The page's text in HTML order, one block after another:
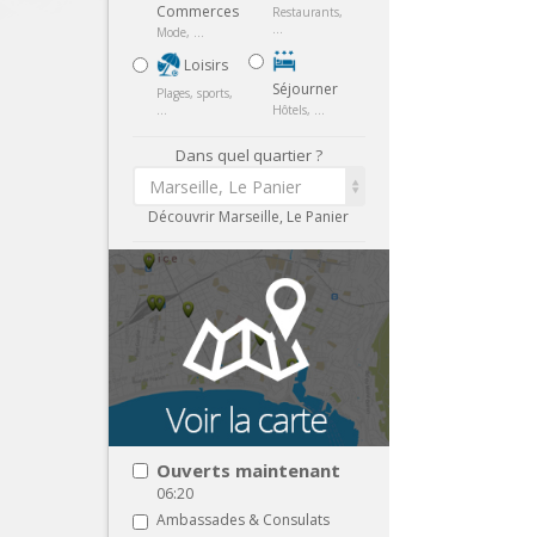
Commerces
Mode, ...
Loisirs
Plages, sports,
...
Restaurants,
...
Séjourner
Hôtels, ...
Dans quel quartier ?
Marseille, Le Panier
Découvrir Marseille, Le Panier
Ouverts maintenant
06:20
Ambassades & Consulats